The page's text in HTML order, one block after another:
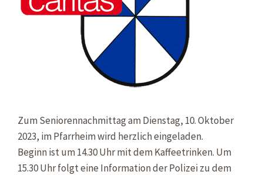
Zum Seniorennachmittag am Dienstag, 10. Oktober
2023, im Pfarrheim wird herzlich eingeladen.
Beginn ist um 14.30 Uhr mit dem Kaffeetrinken. Um
15.30 Uhr folgt eine Information der Polizei zu dem